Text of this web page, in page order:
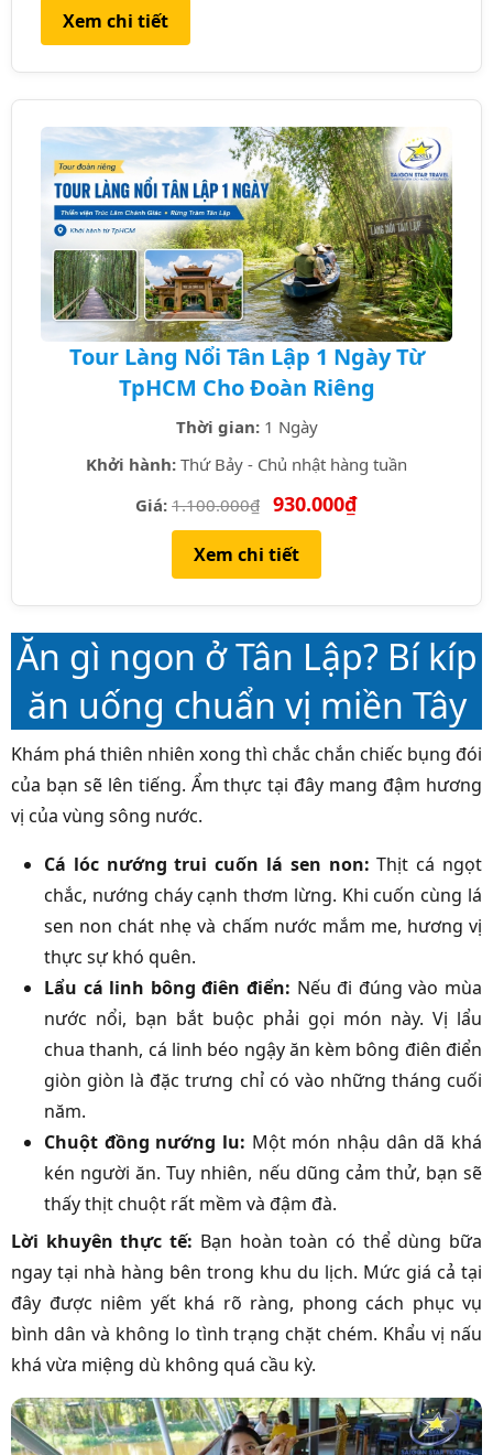
Xem chi tiết
Tour Làng Nổi Tân Lập 1 Ngày Từ
TpHCM Cho Đoàn Riêng
Thời gian: 1 Ngày
Khởi hành: Thứ Bảy - Chủ nhật hàng tuần
Giá: 1.100.000₫ 930.000₫
Xem chi tiết
Ăn gì ngon ở Tân Lập? Bí kíp
ăn uống chuẩn vị miền Tây
Khám phá thiên nhiên xong thì chắc chắn chiếc bụng đói
của bạn sẽ lên tiếng. Ẩm thực tại đây mang đậm hương
vị của vùng sông nước.
Cá lóc nướng trui cuốn lá sen non: Thịt cá ngọt
chắc, nướng cháy cạnh thơm lừng. Khi cuốn cùng lá
sen non chát nhẹ và chấm nước mắm me, hương vị
thực sự khó quên.
Lẩu cá linh bông điên điển: Nếu đi đúng vào mùa
nước nổi, bạn bắt buộc phải gọi món này. Vị lẩu
chua thanh, cá linh béo ngậy ăn kèm bông điên điển
giòn giòn là đặc trưng chỉ có vào những tháng cuối
năm.
Chuột đồng nướng lu: Một món nhậu dân dã khá
kén người ăn. Tuy nhiên, nếu dũng cảm thử, bạn sẽ
thấy thịt chuột rất mềm và đậm đà.
Lời khuyên thực tế: Bạn hoàn toàn có thể dùng bữa
ngay tại nhà hàng bên trong khu du lịch. Mức giá cả tại
đây được niêm yết khá rõ ràng, phong cách phục vụ
bình dân và không lo tình trạng chặt chém. Khẩu vị nấu
khá vừa miệng dù không quá cầu kỳ.